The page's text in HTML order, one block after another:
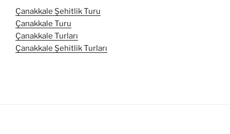
Çanakkale Şehitlik Turu
Çanakkale Turu
Çanakkale Turları
Çanakkale Şehitlik Turları